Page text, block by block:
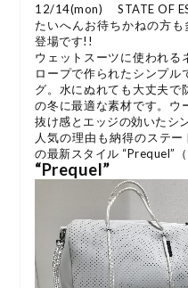
12/14(mon) STATE OF
たいへんお待ちかねの方も
登場です!!
ウェットスーツに使われる
ロープで作られたシンプル
グ。水にぬれても大丈夫で
の冬に最適な素材です。ウ
抜け感とエッジの効いたシ
人気の理由も納得のステ
の最新スタイル “Prequel”
“Prequel”